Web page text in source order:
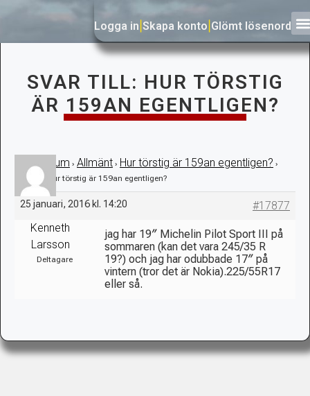
Logga in Skapa konto Glömt lösenord
SVAR TILL: HUR TÖRSTIG
ÄR 159AN EGENTLIGEN?
› Forum › Allmänt › Hur törstig är 159an egentligen? ›
Svar till: Hur törstig är 159an egentligen?
25 januari, 2016 kl. 14:20
#17877
Kenneth
Larsson
Deltagare
jag har 19″ Michelin Pilot Sport III på
sommaren (kan det vara 245/35 R
19?) och jag har odubbade 17″ på
vintern (tror det är Nokia).225/55R17
eller så.